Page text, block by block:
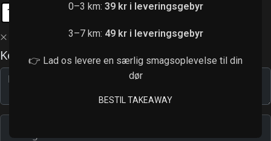
0–3 km: 39 kr i leveringsgebyr
3–7 km: 49 kr i leveringsgebyr
👉 Lad os levere en særlig smagsoplevelse til din
dør
BESTIL TAKEAWAY
1 stk.